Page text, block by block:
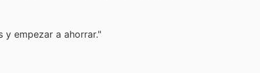
y empezar a ahorrar."